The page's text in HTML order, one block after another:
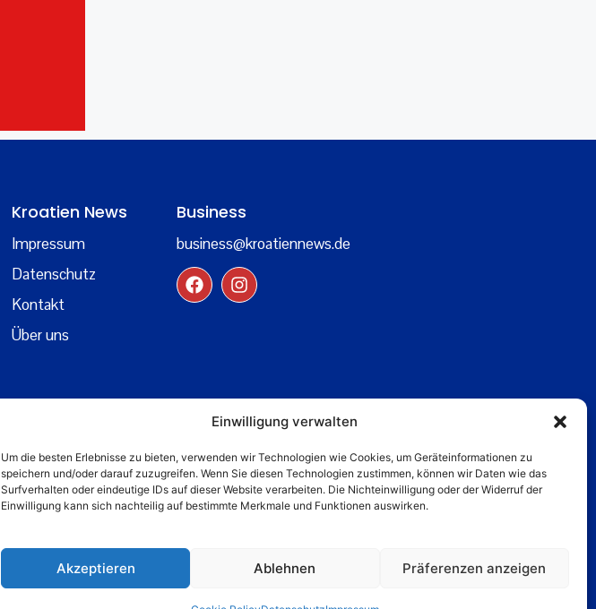
Einwilligung verwalten
Um die besten Erlebnisse zu bieten, verwenden wir Technologien wie Cookies, um Geräteinformationen zu
speichern und/oder darauf zuzugreifen. Wenn Sie diesen Technologien zustimmen, können wir Daten wie das
Surfverhalten oder eindeutige IDs auf dieser Website verarbeiten. Die Nichteinwilligung oder der Widerruf der
Einwilligung kann sich nachteilig auf bestimmte Merkmale und Funktionen auswirken.
Akzeptieren Ablehnen Präferenzen anzeigen
Kroatien News
Impressum
Datenschutz
Kontakt
Über uns
Business
business@kroatiennews.de